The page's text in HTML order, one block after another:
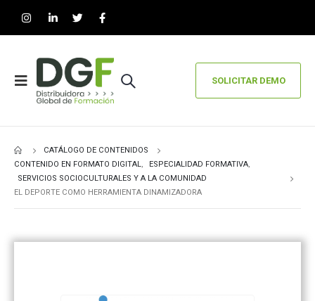
SOLICITAR DEMO
CATÁLOGO DE CONTENIDOS
CONTENIDO EN FORMATO DIGITAL, ESPECIALIDAD FORMATIVA,
SERVICIOS SOCIOCULTURALES Y A LA COMUNIDAD
EL DEPORTE COMO HERRAMIENTA DINAMIZADORA